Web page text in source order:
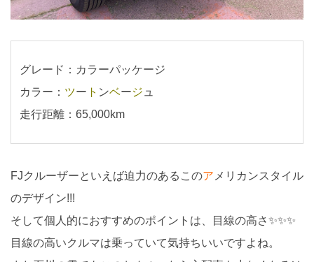
グレード：カラーパッケージ
カラー： ツー ト ンベージュ
走行距離：65,000km
FJクルーザーといえば迫力のあるこのアメリカンスタイル
のデザイン!!!
そして個人的におすすめのポイントは、目線の高さ✨✨✨
目線の高いクルマは乗っていて気持ちいいですよね。